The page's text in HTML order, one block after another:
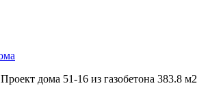
Проект дома 51-16 из газобетона 383.8 м2